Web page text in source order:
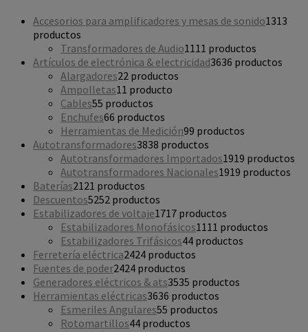
Accesorios para amplificadores y mesas de sonido1313
productos
Transformadores de Audio11 11 productos
Artículos de electrónica & electricidad3636 productos
Alargadores22 productos
Ampolletas1 1 producto
Cables55 productos
Enchufes66 productos
Herramientas de Medición99 productos
Autotransformadores3838 productos
Autotransformadores Importados1919 productos
Autotransformadores Nacionales1919 productos
Baterías21 21 productos
Descuentos5252 productos
Estabilizadores de voltaje1717 productos
Estabilizadores Monofásicos11 11 productos
Estabilizadores Trifásicos44 productos
Ferretería eléctrica2424 productos
Fuentes de poder2424 productos
Generadores eléctricos & ats3535 productos
Herramientas eléctricas3636 productos
Esmeriles Angulares55 productos
Rotomartillos44 productos